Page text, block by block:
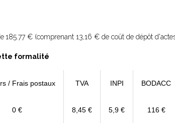
185.77 € (comprenant 13,16 € de coût de dépôt
formalité
/ Frais postaux TVA INPI BODACC
0 € 8,45 € 5,9 € 116 €